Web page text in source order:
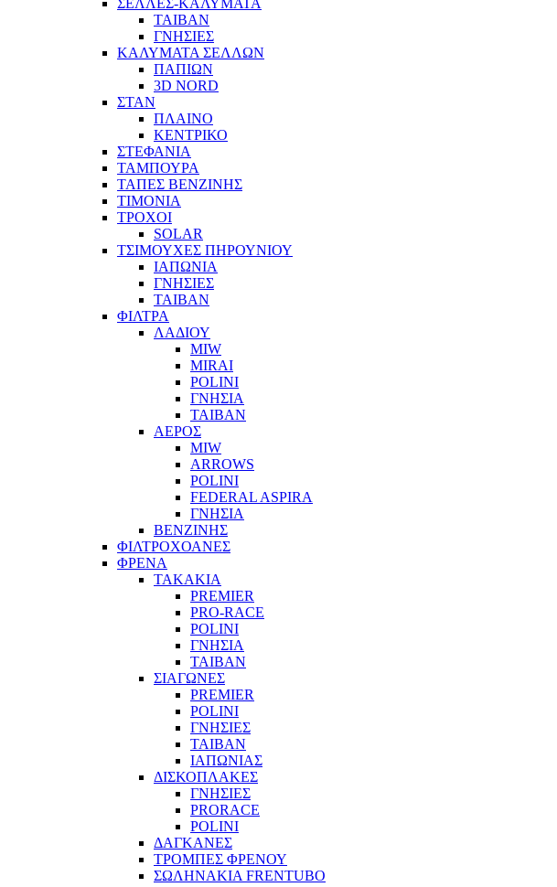
ΣΕΛΛΕΣ-ΚΑΛΥΜΑΤΑ
ΤΑΙΒΑΝ
ΓΝΗΣΙΕΣ
ΚΑΛΥΜΑΤΑ ΣΕΛΛΩΝ
ΠΑΠΙΩΝ
3D NORD
ΣΤΑΝ
ΠΛΑΙΝΟ
ΚΕΝΤΡΙΚΟ
ΣΤΕΦΑΝΙΑ
ΤΑΜΠΟΥΡΑ
ΤΑΠΕΣ ΒΕΝΖΙΝΗΣ
ΤΙΜΟΝΙΑ
ΤΡΟΧΟΙ
SOLAR
ΤΣΙΜΟΥΧΕΣ ΠΗΡΟΥΝΙΟΥ
ΙΑΠΩΝΙΑ
ΓΝΗΣΙΕΣ
ΤΑΙΒΑΝ
ΦΙΛΤΡΑ
ΛΑΔΙΟΥ
MIW
MIRAI
POLINI
ΓΝΗΣΙΑ
ΤΑΙΒΑΝ
ΑΕΡΟΣ
MIW
ARROWS
POLINI
FEDERAL ASPIRA
ΓΝΗΣΙΑ
ΒΕΝΖΙΝΗΣ
ΦΙΛΤΡΟΧΟΑΝΕΣ
ΦΡΕΝΑ
ΤΑΚΑΚΙΑ
PREMIER
PRO-RACE
POLINI
ΓΝΗΣΙΑ
ΤΑΙΒΑΝ
ΣΙΑΓΩΝΕΣ
PREMIER
POLINI
ΓΝΗΣΙΕΣ
ΤΑΙΒΑΝ
ΙΑΠΩΝΙΑΣ
ΔΙΣΚΟΠΛΑΚΕΣ
ΓΝΗΣΙΕΣ
PRORACE
POLINI
ΔΑΓΚΑΝΕΣ
ΤΡΟΜΠΕΣ ΦΡΕΝΟΥ
ΣΩΛΗΝΑΚΙΑ FRENTUBO